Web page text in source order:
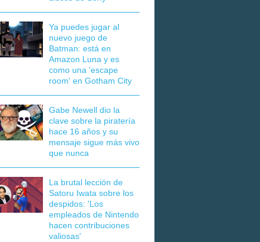
Ya puedes jugar al
nuevo juego de
Batman: está en
Amazon Luna y es
como una 'escape
room' en Gotham City
Gabe Newell dio la
clave sobre la piratería
hace 16 años y su
mensaje sigue más vivo
que nunca
La brutal lección de
Satoru Iwata sobre los
despidos: 'Los
empleados de Nintendo
hacen contribuciones
valiosas'